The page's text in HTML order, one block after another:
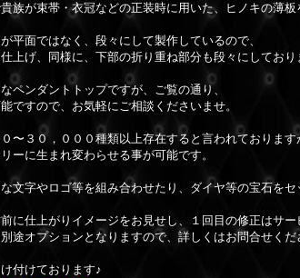
族が束帯・衣冠などの正装時に用いた、ヒノキの薄
平面ではなく、段々にして製作しているので、
上げ、同様に、下部の折り重ね部分も段々にしており
ペンダントトップですが、ご覧の通り、
ですので、お気軽にご相談くださいませ。
〜３０，０００種類以上存在すると言われております
ーに生まれ変わらせる事が可能です。
文字やロゴ等を組み合わせたり、ダイヤ等の宝石をセ
に仕上がりイメージをお見せし、１回目の修正はサー
途オプションとなりますので、詳しくはお問合せくだ
付けております♪